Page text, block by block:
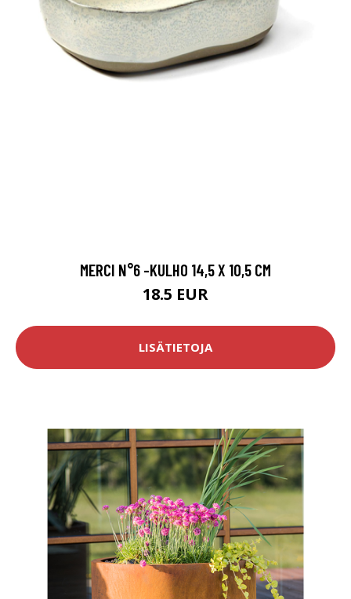
MERCI N°6 -KULHO 14,5 X 10,5 CM
18.5 EUR
LISÄTIETOJA